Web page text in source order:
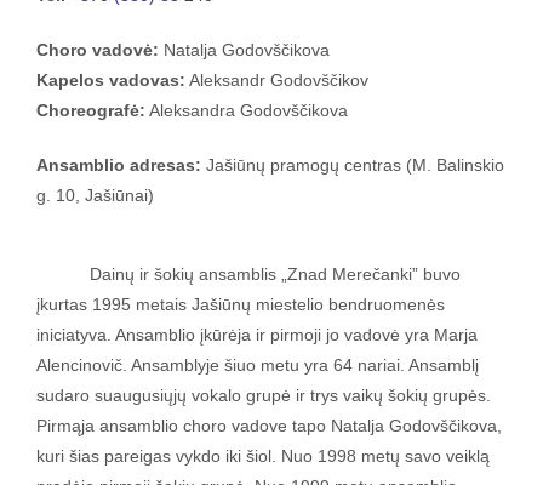
Choro vadovė: Natalja Godovščikova
Kapelos vadovas: Aleksandr Godovščikov
Choreografė: Aleksandra Godovščikova
Ansamblio adresas: Jašiūnų pramogų centras (M. Balinskio
g. 10, Jašiūnai)
Dainų ir šokių ansamblis „Znad Merečanki” buvo
įkurtas 1995 metais Jašiūnų miestelio bendruomenės
iniciatyva. Ansamblio įkūrėja ir pirmoji jo vadovė yra Marja
Alencinovič. Ansamblyje šiuo metu yra 64 nariai. Ansamblį
sudaro suaugusiųjų vokalo grupė ir trys vaikų šokių grupės.
Pirmąja ansamblio choro vadove tapo Natalja Godovščikova,
kuri šias pareigas vykdo iki šiol. Nuo 1998 metų savo veiklą